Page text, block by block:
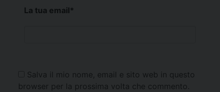
La tua email*
Salva il mio nome, email e sito web in questo
browser per la prossima volta che commento.